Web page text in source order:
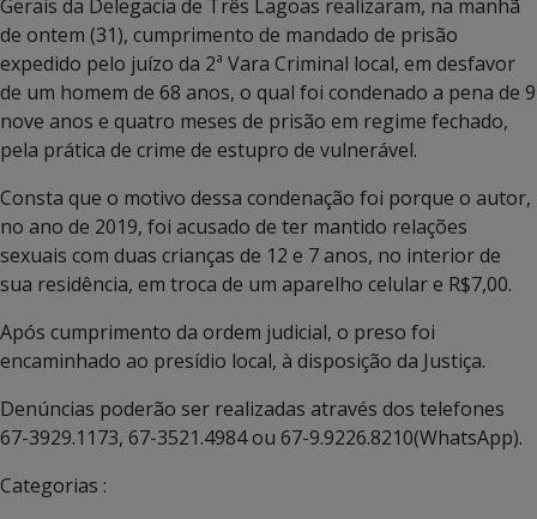
Gerais da Delegacia de Três Lagoas realizaram, na manhã
de ontem (31), cumprimento de mandado de prisão
expedido pelo juízo da 2ª Vara Criminal local, em desfavor
de um homem de 68 anos, o qual foi condenado a pena de 9
nove anos e quatro meses de prisão em regime fechado,
pela prática de crime de estupro de vulnerável.
Consta que o motivo dessa condenação foi porque o autor,
no ano de 2019, foi acusado de ter mantido relações
sexuais com duas crianças de 12 e 7 anos, no interior de
sua residência, em troca de um aparelho celular e R$7,00.
Após cumprimento da ordem judicial, o preso foi
encaminhado ao presídio local, à disposição da Justiça.
Denúncias poderão ser realizadas através dos telefones
67-3929.1173, 67-3521.4984 ou 67-9.9226.8210(WhatsApp).
Categorias :